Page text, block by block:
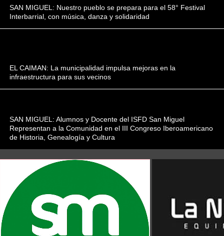
SAN MIGUEL: Nuestro pueblo se prepara para el 58° Festival
Interbarrial, con música, danza y solidaridad
EL CAIMAN: La municipalidad impulsa mejoras en la
infraestructura para sus vecinos
SAN MIGUEL: Alumnos y Docente del ISFD San ​​Miguel
Representan a la Comunidad en el III Congreso Iberoamericano
de Historia, Genealogía y Cultura